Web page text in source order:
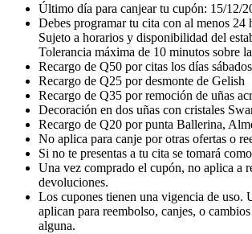
Último día para canjear tu cupón: 15/12/
Debes programar tu cita con al menos 24
Sujeto a horarios y disponibilidad del
Tolerancia máxima de 10 minutos sobre
Recargo de Q50 por citas los días
Recargo de Q25 por desmonte de Gelish
Recargo de Q35 por remoción de uñas
Decoración en dos uñas con cristales
Recargo de Q20 por punta Ballerina,
No aplica para canje por otras ofertas o
Si no te presentas a tu cita se tomará
Una vez comprado el cupón, no aplica a
devoluciones.
Los cupones tienen una vigencia de uso.
aplican para reembolso, canjes, o
alguna.